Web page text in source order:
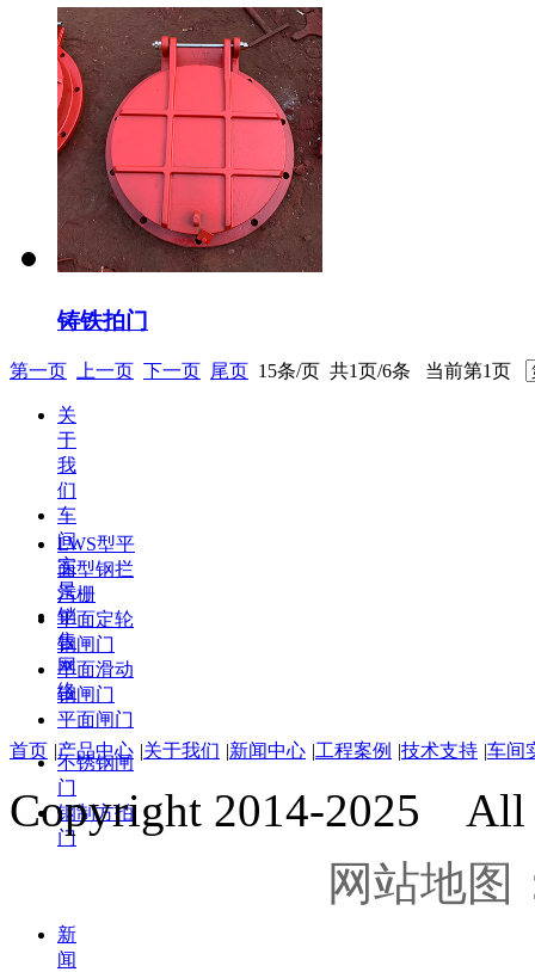
铸铁拍门
第一页 上一页 下一页 尾页 15条/页 共1页/6条 当前第1页
关
于
我
们
车
间
实
景
销
售
网
络
LWS型平
面型钢拦
污栅
平面定轮
钢闸门
平面滑动
钢闸门
平面闸门
不锈钢闸
门
钢制方拍
门
新
闻
首页 |产品中心 |关于我们 |新闻中心 |工程案例 |技术支持 |车间
Copyright 2014-2025 All
网站地图